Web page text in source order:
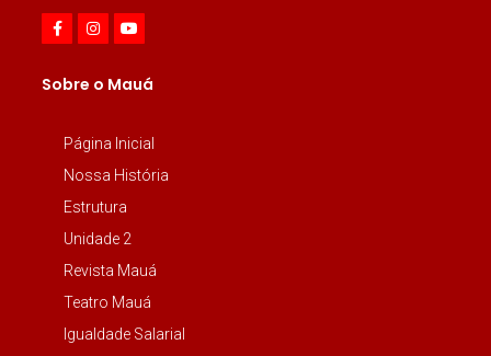
Sobre o Mauá
Página Inicial
Nossa História
Estrutura
Unidade 2
Revista Mauá
Teatro Mauá
Igualdade Salarial